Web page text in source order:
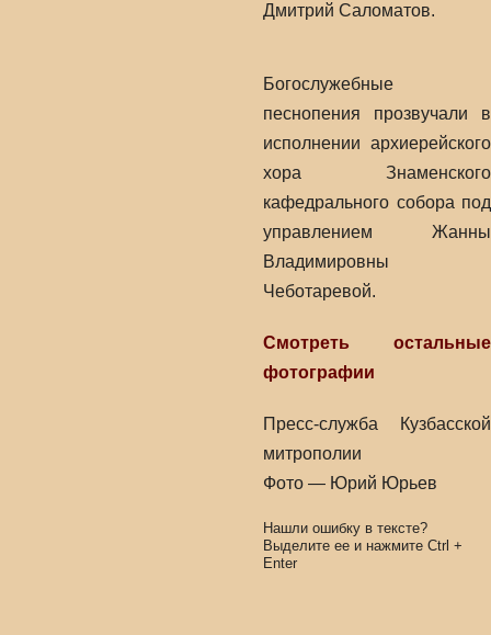
Дмитрий Саломатов.
Богослужебные
песнопения прозвучали в
исполнении архиерейского
хора Знаменского
кафедрального собора под
управлением Жанны
Владимировны
Чеботаревой.
Смотреть остальные
фотографии
Пресс-служба Кузбасской
митрополии
Фото — Юрий Юрьев
Нашли ошибку в тексте?
Выделите ее и нажмите Ctrl +
Enter